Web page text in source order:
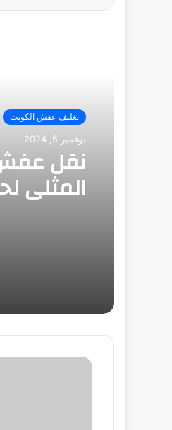
تغليف عفش الكويت
نوفمبر 5, 2024
نقل عفش
المثلى